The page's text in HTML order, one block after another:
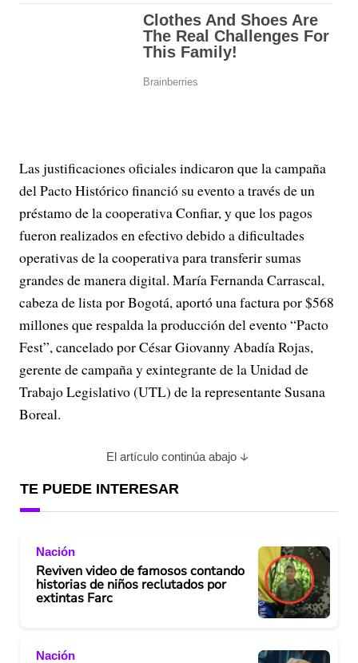
Las justificaciones oficiales indicaron que la campaña
del Pacto Histórico financió su evento a través de un
préstamo de la cooperativa Confiar, y que los pagos
fueron realizados en efectivo debido a dificultades
operativas de la cooperativa para transferir sumas
grandes de manera digital. María Fernanda Carrascal,
cabeza de lista por Bogotá, aportó una factura por $568
millones que respalda la producción del evento “Pacto
Fest”, cancelado por César Giovanny Abadía Rojas,
gerente de campaña y exintegrante de la Unidad de
Trabajo Legislativo (UTL) de la representante Susana
Boreal.
El artículo continúa abajo
TE PUEDE INTERESAR
Nación
Reviven video de famosos contando
historias de niños reclutados por
extintas Farc
Nación